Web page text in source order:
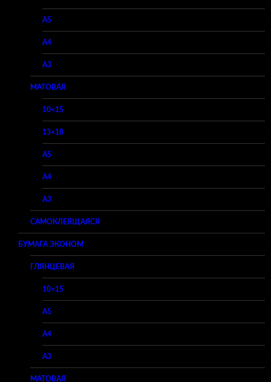
A5
A4
A3
МАТОВАЯ
10×15
13×18
A5
A4
A3
САМОКЛЕЯЩАЯСЯ
БУМАГА ЭКОНОМ
ГЛЯНЦЕВАЯ
10×15
A5
A4
A3
МАТОВАЯ